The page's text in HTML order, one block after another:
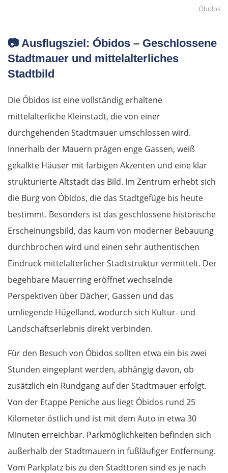
Óbidos
📷 Ausflugsziel: Óbidos – Geschlossene
Stadtmauer und mittelalterliches
Stadtbild
Die Óbidos ist eine vollständig erhaltene
mittelalterliche Kleinstadt, die von einer
durchgehenden Stadtmauer umschlossen wird.
Innerhalb der Mauern prägen enge Gassen, weiß
gekalkte Häuser mit farbigen Akzenten und eine klar
strukturierte Altstadt das Bild. Im Zentrum erhebt sich
die Burg von Óbidos, die das Stadtgefüge bis heute
bestimmt. Besonders ist das geschlossene historische
Erscheinungsbild, das kaum von moderner Bebauung
durchbrochen wird und einen sehr authentischen
Eindruck mittelalterlicher Stadtstruktur vermittelt. Der
begehbare Mauerring eröffnet wechselnde
Perspektiven über Dächer, Gassen und das
umliegende Hügelland, wodurch sich Kultur- und
Landschaftserlebnis direkt verbinden.
Für den Besuch von Óbidos sollten etwa ein bis zwei
Stunden eingeplant werden, abhängig davon, ob
zusätzlich ein Rundgang auf der Stadtmauer erfolgt.
Von der Etappe Peniche aus liegt Óbidos rund 25
Kilometer östlich und ist mit dem Auto in etwa 30
Minuten erreichbar. Parkmöglichkeiten befinden sich
außerhalb der Stadtmauern in fußläufiger Entfernung.
Vom Parkplatz bis zu den Stadttoren sind es je nach
Italien
Triest
Padua
Ferrara
Forlì
Rimini
Ancona
Pescara
Foggia
Salerno